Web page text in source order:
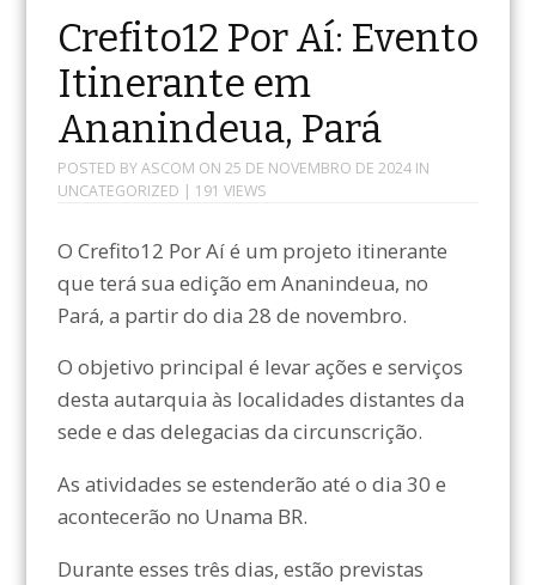
Crefito12 Por Aí: Evento
Itinerante em
Ananindeua, Pará
POSTED BYASCOM ON 25 DE NOVEMBRO DE 2024IN
UNCATEGORIZED | 191 VIEWS
O Crefito12 Por Aí é um projeto itinerante
que terá sua edição em Ananindeua, no
Pará, a partir do dia 28 de novembro.
O objetivo principal é levar ações e serviços
desta autarquia às localidades distantes da
sede e das delegacias da circunscrição.
As atividades se estenderão até o dia 30 e
acontecerão no Unama BR.
Durante esses três dias, estão previstas